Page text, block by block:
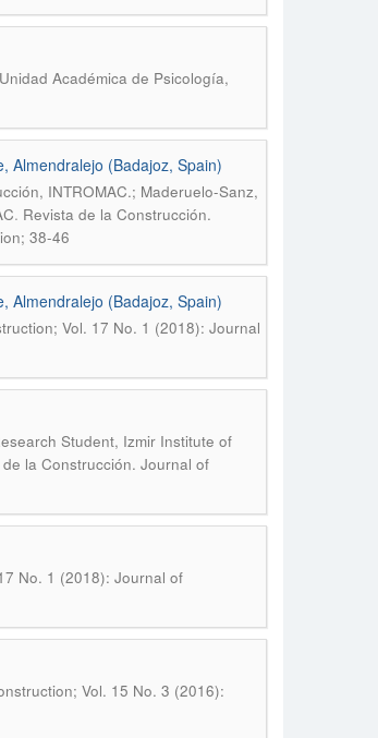
Académica de Psicología,
Almendralejo (Badajoz, Spain)
INTROMAC.; Maderuelo-Sanz,
. Revista de la Construcción.
38-46
Almendralejo (Badajoz, Spain)
Vol. 17 No. 1 (2018): Journal
Student, Izmir Institute of
la Construcción. Journal of
No. 1 (2018): Journal of
Vol. 15 No. 3 (2016):